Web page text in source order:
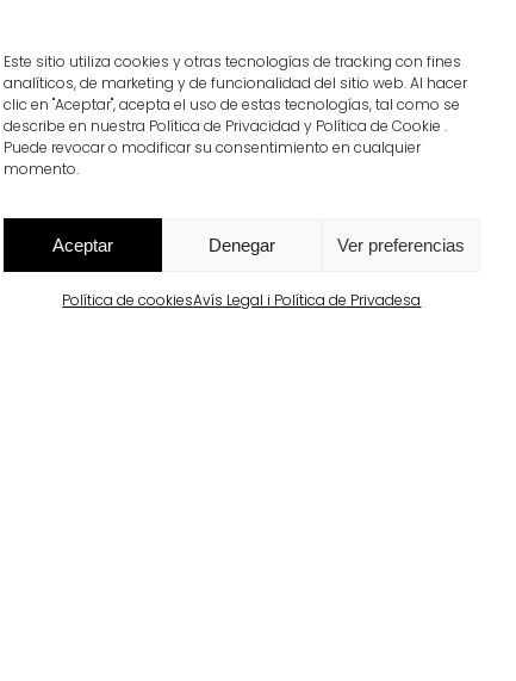
Este sitio utiliza cookies y otras tecnologías de tracking con fines
analíticos, de marketing y de funcionalidad del sitio web. Al hacer
clic en "Aceptar", acepta el uso de estas tecnologías, tal como se
describe en nuestra Política de Privacidad y Política de Cookie .
Puede revocar o modificar su consentimiento en cualquier
momento.
Aceptar Denegar Ver preferencias
Política de cookiesAvís Legal i Política de Privadesa
per a
d’alta resistència
comportament en
poden transformar